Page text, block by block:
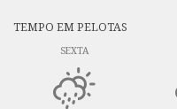
TEMPO EM PELOTAS
SEXTA